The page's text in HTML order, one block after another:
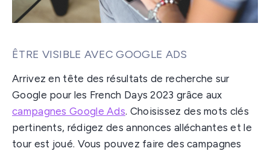
ÊTRE VISIBLE AVEC GOOGLE ADS
Arrivez en tête des résultats de recherche sur
Google pour les French Days 2023 grâce aux
campagnes Google Ads. Choisissez des mots clés
pertinents, rédigez des annonces alléchantes et le
tour est joué. Vous pouvez faire des campagnes